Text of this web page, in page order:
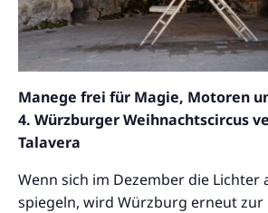
Manege frei für Magie, Motoren
4. Würzburger Weihnachtscircus
Talavera
Wenn sich im Dezember die Lichter
spiegeln, wird Würzburg erneut